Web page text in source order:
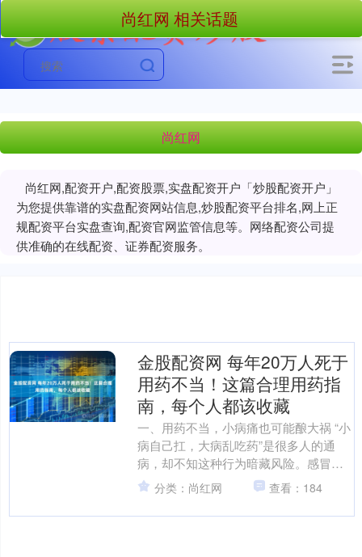
尚红网
尚红网,配资开户,配资股票,实盘配资开户「炒股配资开户」
为您提供靠谱的实盘配资网站信息,炒股配资平台排名,网上正
规配资平台实盘查询,配资官网监管信息等。网络配资公司提
供准确的在线配资、证券配资服务。
尚红网 相关话题
金股配资网 每年20万人死于
用药不当！这篇合理用药指
南，每个人都该收藏
一、用药不当，小病痛也可能酿大祸 “小
病自己扛，大病乱吃药”是很多人的通
病，却不知这种行为暗藏风险。感冒发
烧时自行叠加多种感冒药，可能导致对
乙酰氨基酚过量损伤肝....
分类：尚红网 查看：184